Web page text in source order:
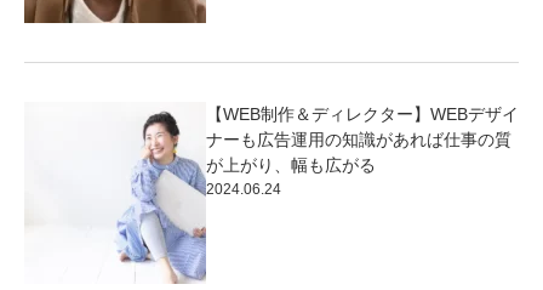
【WEB制作＆ディレクター】WEBデザイ
ナーも広告運用の知識があれば仕事の質
が上がり、幅も広がる
2024.06.24